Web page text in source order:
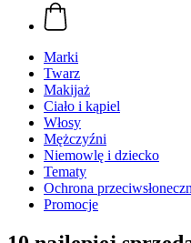
Marki
Twarz
Makijaż
Ciało i kąpiel
Włosy
Mężczyźni
Niemowlę i dziecko
Tematy
Ochrona
Promocje